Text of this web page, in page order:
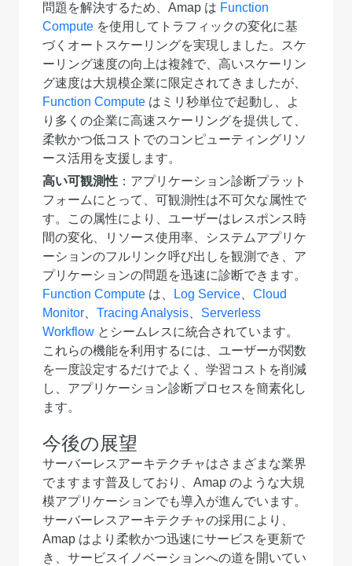
問題を解決するため、Amap は Function
Computeを使用してトラフィックの変化に基
づくオートスケーリングを実現しました。スケ
ーリング速度の向上は複雑で、高いスケーリン
グ速度は大規模企業に限定されてきましたが、
Function Computeはミリ秒単位で起動し、よ
り多くの企業に高速スケーリングを提供して、
柔軟かつ低コストでのコンピューティングリソ
ース活用を支援します。
高い可観測性：アプリケーション診断プラット
フォームにとって、可観測性は不可欠な属性で
す。この属性により、ユーザーはレスポンス時
間の変化、リソース使用率、システムアプリケ
ーションのフルリンク呼び出しを観測でき、ア
プリケーションの問題を迅速に診断できます。
Function Computeは、 Log Service、 Cloud
Monitor、 Tracing Analysis、 Serverless
Workflowとシームレスに統合されています。
これらの機能を利用するには、ユーザーが関数
を一度設定するだけでよく、学習コストを削減
し、アプリケーション診断プロセスを簡素化し
ます。
今後の展望
サーバーレスアーキテクチャはさまざまな業界
でますます普及しており、Amap のような大規
模アプリケーションでも導入が進んでいます。
サーバーレスアーキテクチャの採用により、
Amap はより柔軟かつ迅速にサービスを更新で
き、サービスイノベーションへの道を開いてい